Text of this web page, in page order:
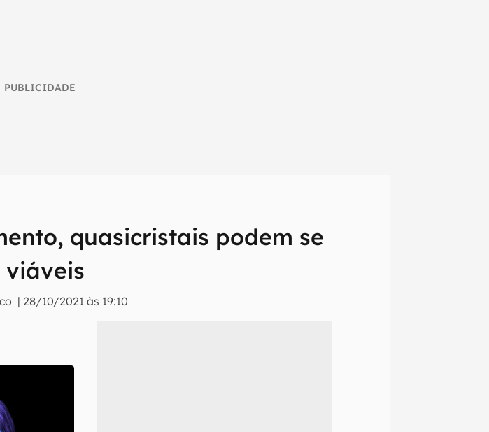
PUBLICIDADE
quasicristais podem se
| 28/10/2021 às 19:10
e reviews sobre tecnologia em primeira
de Uso e Política de Privacidade do Canaltech.